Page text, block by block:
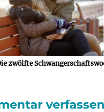
zwölfte
verfassen